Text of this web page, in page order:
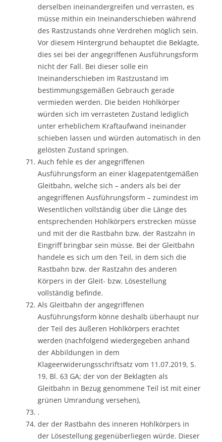
derselben ineinandergreifen und verrasten, es
müsse mithin ein Ineinanderschieben während
des Rastzustands ohne Verdrehen möglich sein.
Vor diesem Hintergrund behauptet die Beklagte,
dies sei bei der angegriffenen Ausführungsform
nicht der Fall. Bei dieser solle ein
Ineinanderschieben im Rastzustand im
bestimmungsgemäßen Gebrauch gerade
vermieden werden. Die beiden Hohlkörper
würden sich im verrasteten Zustand lediglich
unter erheblichem Kraftaufwand ineinander
schieben lassen und würden automatisch in den
gelösten Zustand springen.
Auch fehle es der angegriffenen
Ausführungsform an einer klagepatentgemäßen
Gleitbahn, welche sich – anders als bei der
angegriffenen Ausführungsform – zumindest im
Wesentlichen vollständig über die Länge des
entsprechenden Hohlkörpers erstrecken müsse
und mit der die Rastbahn bzw. der Rastzahn in
Eingriff bringbar sein müsse. Bei der Gleitbahn
handele es sich um den Teil, in dem sich die
Rastbahn bzw. der Rastzahn des anderen
Körpers in der Gleit- bzw. Lösestellung
vollständig befinde.
Als Gleitbahn der angegriffenen
Ausführungsform könne deshalb überhaupt nur
der Teil des äußeren Hohlkörpers erachtet
werden (nachfolgend wiedergegeben anhand
der Abbildungen in dem
Klageerwiderungsschriftsatz vom 11.07.2019, S.
19, Bl. 63 GA; der von der Beklagten als
Gleitbahn in Bezug genommene Teil ist mit einer
grünen Umrandung versehen),
.
der der Rastbahn des inneren Hohlkörpers in
der Lösestellung gegenüberliegen würde. Dieser